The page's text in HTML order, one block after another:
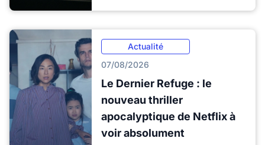
Actualité
07/08/2026
Le Dernier Refuge : le
nouveau thriller
apocalyptique de Netflix à
voir absolument